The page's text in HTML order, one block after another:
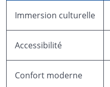
Immersion culturelle
Accessibilité
Confort moderne